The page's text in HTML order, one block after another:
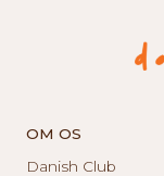
OM OS
Danish Club